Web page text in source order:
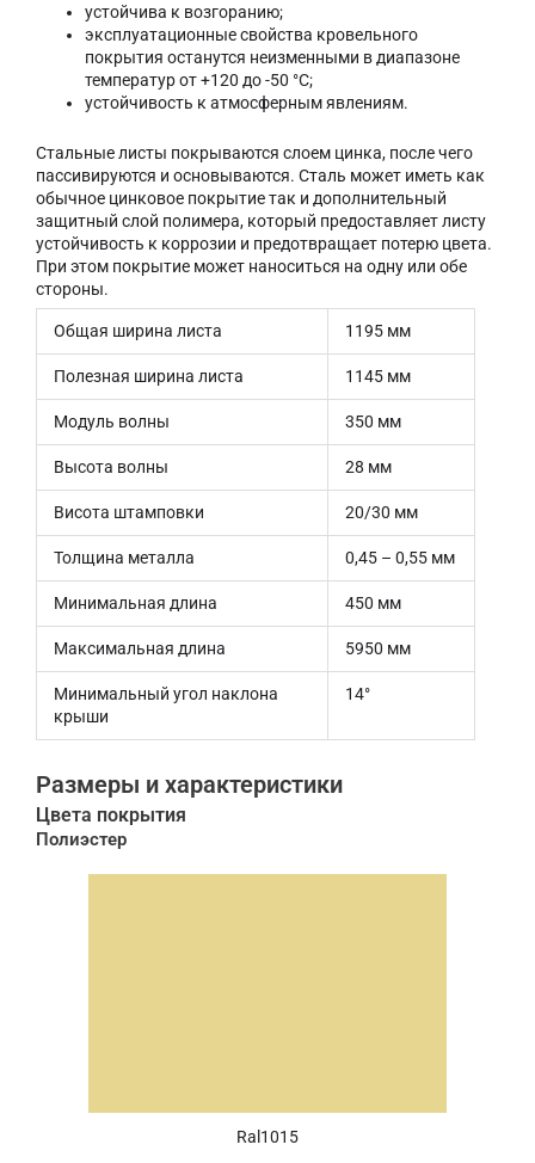
устойчива к возгоранию;
эксплуатационные свойства кровельного
покрытия останутся неизменными в диапазоне
температур от +120 до -50 °C;
устойчивость к атмосферным явлениям.
Стальные листы покрываются слоем цинка, после чего
пассивируются и основываются. Сталь может иметь как
обычное цинковое покрытие так и дополнительный
защитный слой полимера, который предоставляет листу
устойчивость к коррозии и предотвращает потерю цвета.
При этом покрытие может наноситься на одну или обе
стороны.
Общая ширина листа 1195 мм
Полезная ширина листа 1145 мм
Модуль волны 350 мм
Высота волны 28 мм
Висота штамповки 20/30 мм
Толщина металла 0,45 – 0,55 мм
Минимальная длина 450 мм
Максимальная длина 5950 мм
Минимальный угол наклона
крыши
14°
Размеры и характеристики
Цвета покрытия
Полиэстер
Ral1015